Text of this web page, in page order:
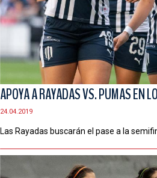
APOYA A RAYADAS VS. PUMAS EN
24.04.2019
Las Rayadas buscarán el pase a la